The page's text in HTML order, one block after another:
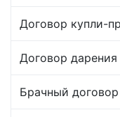
Договор купли-
Договор дарения
Брачный договор